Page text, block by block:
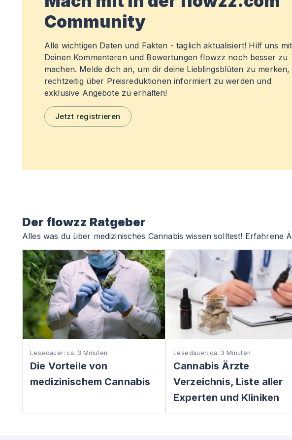
Community
Alle wichtigen Daten und Fakten - täglich aktualisiert! Hilf uns mit
Deinen Kommentaren und Bewertungen flowzz noch besser zu
machen. Melde dich an, um dir deine Lieblingsblüten zu merken,
rechtzeitig über Preisreduktionen informiert zu werden und
exklusive Angebote zu erhalten!
Jetzt registrieren
Der flowzz Ratgeber
Alles was du über medizinisches Cannabis wissen solltest! Erfahrene
Lesedauer: ca. 3 Minuten
Die Vorteile von
medizinischem Cannabis
Lesedauer: ca. 3 Minuten
Cannabis Ärzte
Verzeichnis, Liste aller
Experten und Kliniken